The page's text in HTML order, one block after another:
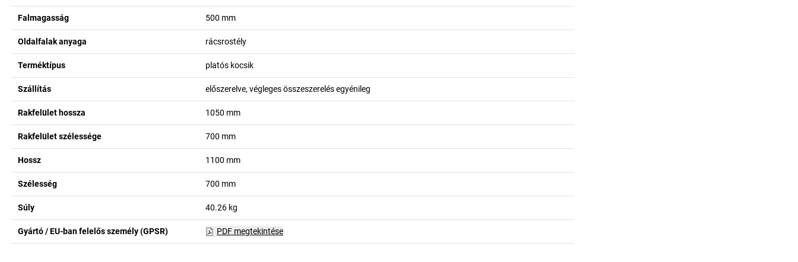
Falmagasság 500 mm
Oldalfalak anyaga rácsrostély
Terméktípus platós kocsik
Szállítás előszerelve, végleges összeszerelés egyénileg
Rakfelület hossza 1050 mm
Rakfelület szélessége 700 mm
Hossz 1100 mm
Szélesség 700 mm
Súly 40.26 kg
Gyártó / EU-ban felelős személy (GPSR) PDF megtekintése